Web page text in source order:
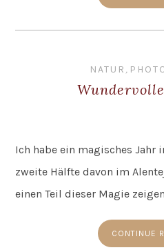
NATUR ,
Ich habe ein magisches Jahr
zweite Hälfte davon im
einen Teil dieser Magie
CONTINUE